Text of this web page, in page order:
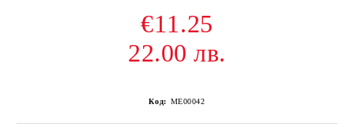
€11.25
22.00 лв.
Код: ME00042